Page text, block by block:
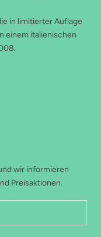
in limitierter Auflage
einem italienischen
wir informieren
Preisaktionen.